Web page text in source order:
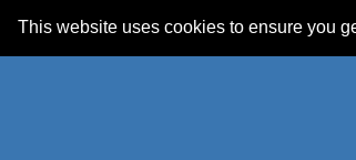
This website uses cookies to ensure you